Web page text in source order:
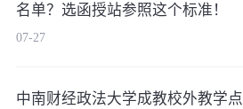
名单？选函授站参照这个标准！
07-27
中南财经政法大学成教校外教学点